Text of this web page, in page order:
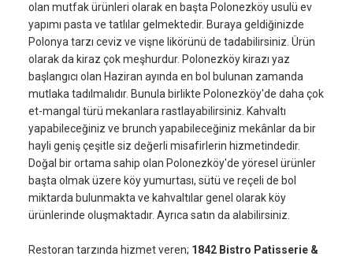
olan mutfak ürünleri olarak en başta Polonezköy usulü ev
yapımı pasta ve tatlılar gelmektedir. Buraya geldiğinizde
Polonya tarzı ceviz ve vişne likörünü de tadabilirsiniz. Ürün
olarak da kiraz çok meşhurdur. Polonezköy kirazı yaz
başlangıcı olan Haziran ayında en bol bulunan zamanda
mutlaka tadılmalıdır. Bunula birlikte Polonezköy'de daha çok
et-mangal türü mekanlara rastlayabilirsiniz. Kahvaltı
yapabileceğiniz ve brunch yapabileceğiniz mekânlar da bir
hayli geniş çeşitle siz değerli misafirlerin hizmetindedir.
Doğal bir ortama sahip olan Polonezköy'de yöresel ürünler
başta olmak üzere köy yumurtası, sütü ve reçeli de bol
miktarda bulunmakta ve kahvaltılar genel olarak köy
ürünlerinde oluşmaktadır. Ayrıca satın da alabilirsiniz.
Restoran tarzında hizmet veren; 1842 Bistro Patisserie &